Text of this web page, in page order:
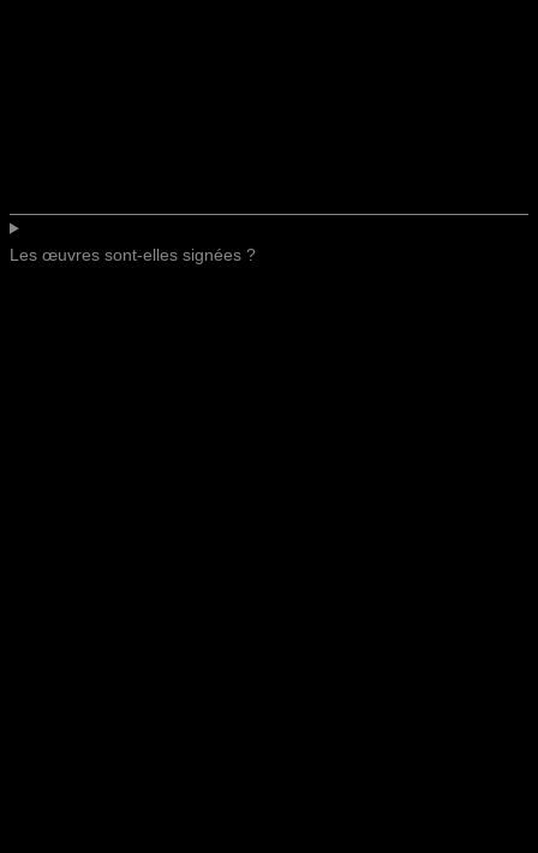
Les œuvres sont-elles signées ?